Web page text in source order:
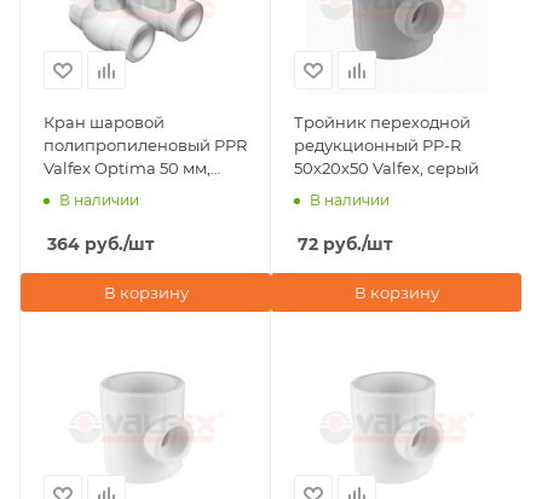
Кран шаровой
полипропиленовый PPR
Valfex Optima 50 мм,
белый
В наличии
364 руб./шт
В корзину
Тройник переходной
редукционный PP-R
50х20х50 Valfex, серый
В наличии
72 руб./шт
В корзину